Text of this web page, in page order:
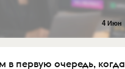
4 Июн
в первую очередь, когда